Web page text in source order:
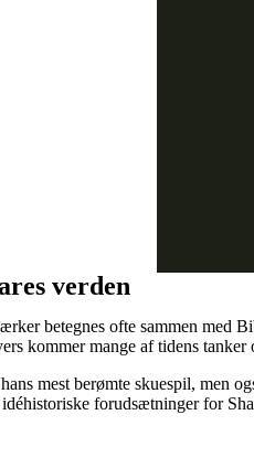
verden
betegnes ofte sammen med
kommer mange af tidens
mest berømte skuespil, men
forudsætninger for